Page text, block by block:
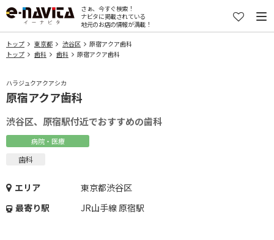
さぁ、今すぐ検索！
ナビタに掲載されている
地元のお店の情報が満載！
トップ 東京都 渋谷区
原宿アクア歯科
トップ
歯科 歯科 原宿アクア歯科
ハラジュクアクアシカ
原宿アクア歯科
渋谷区、原宿駅付近でおすすめの歯科
病院・医療
歯科
エリア
東京都渋谷区
最寄り駅
JR山手線 原宿駅